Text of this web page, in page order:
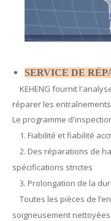
SERVICE DE
KEHENG fournit
réparer les
Le programme
1. Fiabilité et fiabilité
2. Des réparations de
spécifications strictes
3. Prolongation de la
Toutes les pièces de
soigneusement